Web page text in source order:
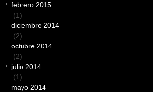
febrero 2015
(1)
diciembre 2014
(2)
octubre 2014
(2)
julio 2014
(1)
mayo 2014